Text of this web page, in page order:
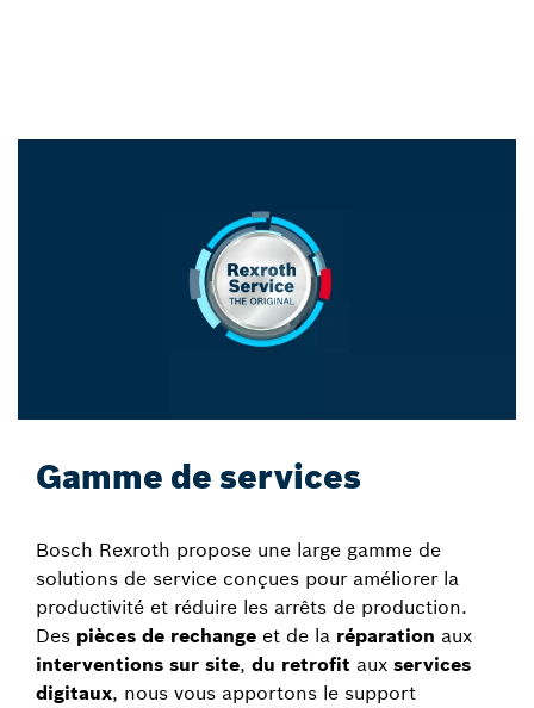
Gamme de services
Bosch Rexroth propose une large gamme de
solutions de service conçues pour améliorer la
productivité et réduire les arrêts de production.
Des pièces de rechange et de la réparation aux
interventions sur site, du retrofit aux services
digitaux, nous vous apportons le support